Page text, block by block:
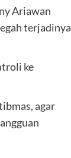
Ariawan
terjadinya
ke
agar